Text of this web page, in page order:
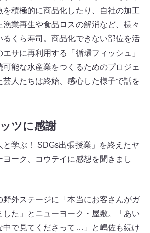
積極的に商品化したり、自社の加工
業再生や食品ロスの解消など、様々
るくら寿司。商品化できない部位を活
サに再利用する「循環フィッシュ」
能な水産業をつくるためのプロジェ
芸人たちは終始、感心した様子で話を
ツに感謝
と学ぶ！ SDGs出張授業」を終えたヤ
ーク、コウテイに感想を聞きまし
野外ステージに「本当にお客さんがガ
した」とニューヨーク・屋敷。「あい
中で見てくださって…」と嶋佐も続け